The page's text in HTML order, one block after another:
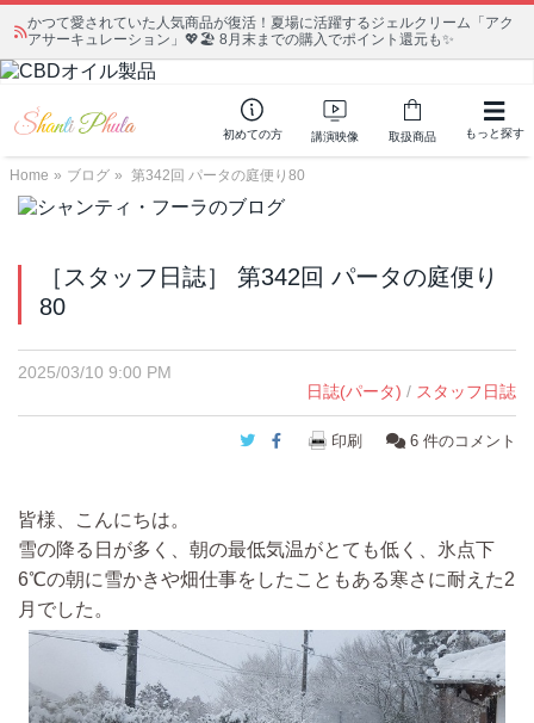
かつて愛されていた人気商品が復活！夏場に活躍するジェルクリーム「アク
アサーキュレーション」💖🏖️ 8月末までの購入でポイント還元も✨
初めての方 講演映像 取扱商品 もっと探す
Home » ブログ » 第342回 パータの庭便り80
［スタッフ日誌］ 第342回 パータの庭便り
80
2025/03/10 9:00 PM
日誌(パータ) / スタッフ日誌
Twitter
Facebook
印刷 6 件のコメント
皆様、こんにちは。
雪の降る日が多く、朝の最低気温がとても低く、氷点下
6℃の朝に雪かきや畑仕事をしたこともある寒さに耐えた2
月でした。